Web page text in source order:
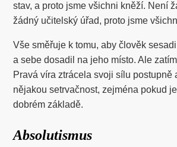
stav, a proto jsme všichni kněží. Není
žádný učitelský úřad, proto jsme
Vše směřuje k tomu, aby člověk
a sebe dosadil na jeho místo. Ale
Pravá víra ztrácela svoji sílu postupně
nějakou setrvačnost, zejména pokud
dobrém základě.
Absolutismus